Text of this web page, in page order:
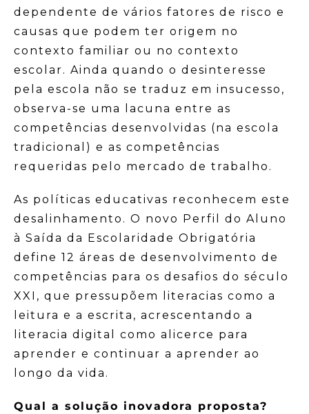
dependente de vários fatores de risco e
causas que podem ter origem no
contexto familiar ou no contexto
escolar. Ainda quando o desinteresse
pela escola não se traduz em insucesso,
observa-se uma lacuna entre as
competências desenvolvidas (na escola
tradicional) e as competências
requeridas pelo mercado de trabalho.
As políticas educativas reconhecem este
desalinhamento. O novo Perfil do Aluno
à Saída da Escolaridade Obrigatória
define 12 áreas de desenvolvimento de
competências para os desafios do século
XXI, que pressupõem literacias como a
leitura e a escrita, acrescentando a
literacia digital como alicerce para
aprender e continuar a aprender ao
longo da vida.
Qual a solução inovadora proposta?